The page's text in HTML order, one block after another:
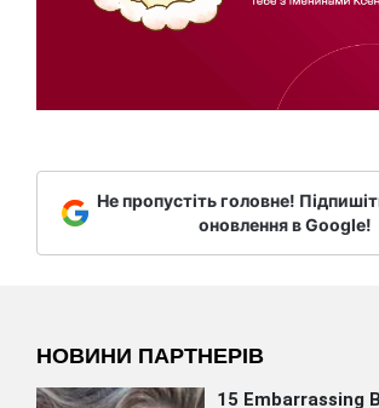
Не пропустіть головне!
оновлення в Google!